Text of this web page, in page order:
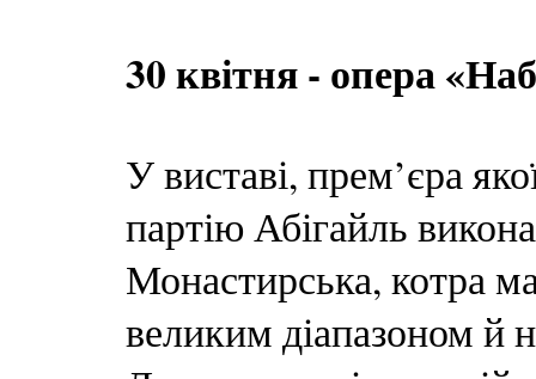
30 квітня - опера
У виставі, прем’єра
партію Абігайль
Монастирська, котра
великим діапазоном й